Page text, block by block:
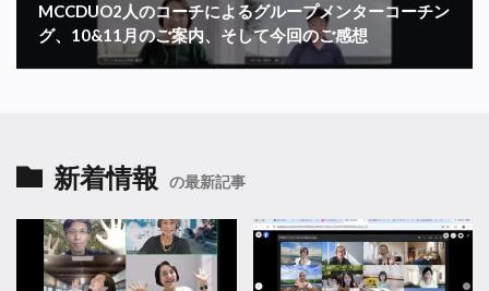
MCCDUO2人のコーチによるグループメンターコーチン
グ、10&11月のご案内、そして今回のご感想
新着情報 の最新記事